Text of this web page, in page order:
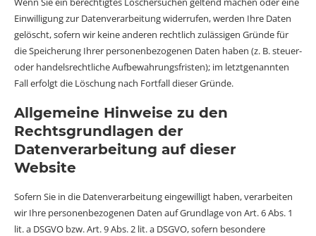
Einwilligung zur Datenverarbeitung widerrufen, werden Ihre Daten
gelöscht, sofern wir keine anderen rechtlich zulässigen Gründe für
die Speicherung Ihrer personenbezogenen Daten haben (z. B. steuer-
oder handelsrechtliche Aufbewahrungsfristen); im letztgenannten
Fall erfolgt die Löschung nach Fortfall dieser Gründe.
Allgemeine Hinweise zu den
Rechtsgrundlagen der
Datenverarbeitung auf dieser
Website
Sofern Sie in die Datenverarbeitung eingewilligt haben, verarbeiten
wir Ihre personenbezogenen Daten auf Grundlage von Art. 6 Abs. 1
lit. a DSGVO bzw. Art. 9 Abs. 2 lit. a DSGVO, sofern besondere